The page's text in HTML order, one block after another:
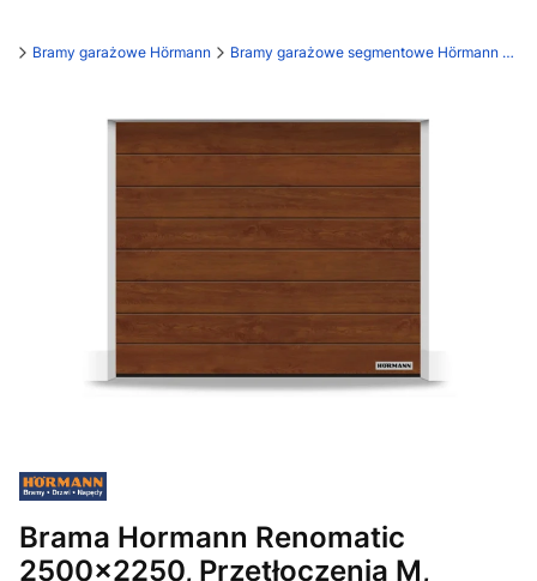
Bramy garażowe Hörmann Bramy garażowe segmentowe Hörmann RenoMatic
Brama Hormann Renomatic
2500x2250, Przetłoczenia M,